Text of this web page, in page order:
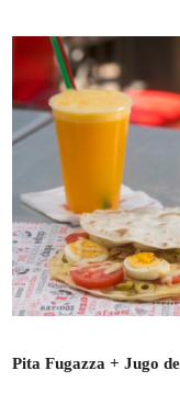
Pita Fugazza + Jugo de